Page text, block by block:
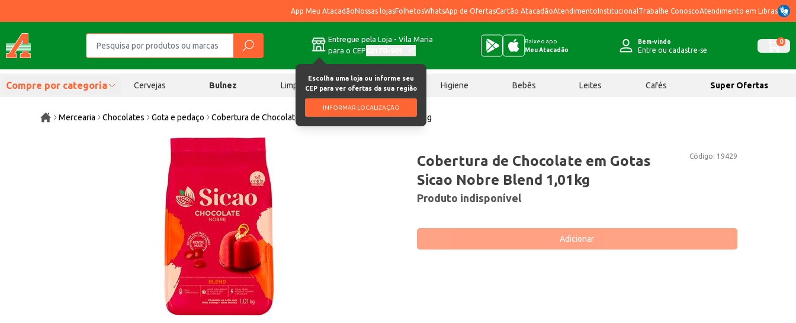
App Meu AtacadãoNossas lojasFolhetosWhatsApp de OfertasCartão AtacadãoAtendimentoInstitucional Trabalhe ConoscoAtendimento em Libras
Entregue pela Loja - Vila Maria
para o CEP
Escolha uma loja ou informe seu
CEP para ver ofertas da sua região
INFORMAR LOCALIZAÇÃO
Baixe o app
Meu Atacadão
Bem-vindo
Entre ou cadastre-se
0
Compre por categoria Cervejas Bulnez Limpeza Chocolates Higiene Bebês Leites Cafés Super Ofertas
Mercearia Chocolates Gota e pedaço Cobertura de Chocolate em Gotas Sicao Nobre Blend 1,01kg
Código: 19429
Cobertura de Chocolate em Gotas
Sicao Nobre Blend 1,01kg
Produto indisponível
Adicionar